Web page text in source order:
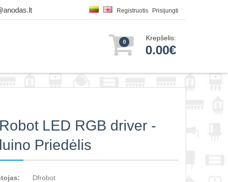
Registruotis Prisijungti
0 Krepšelis:
0.00€
LED RGB driver -
Priedėlis
Dfrobot